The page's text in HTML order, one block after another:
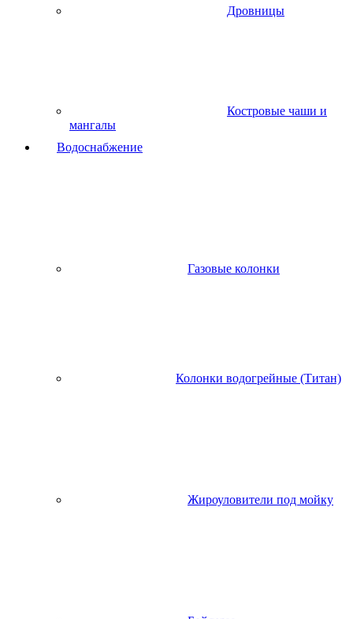
Дровницы
Костровые чаши и
мангалы
Водоснабжение
Газовые колонки
Колонки водогрейные (Титан)
Жироуловители под мойку